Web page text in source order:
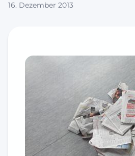
16. Dezember 2013